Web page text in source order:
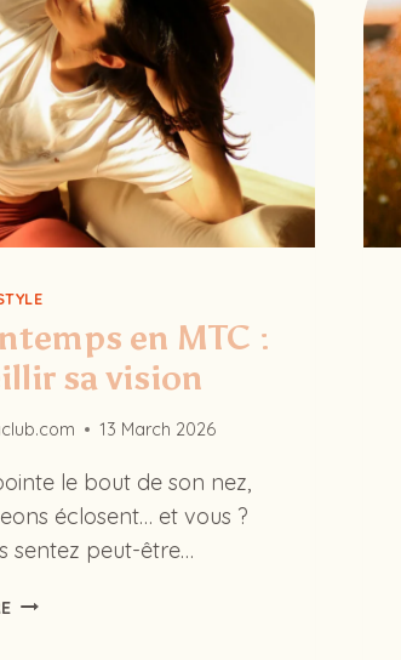
MEILLEURE
IDÉE
DE
LA
SAISON
en MTC :
sa vision
13 March 2026
le bout de son nez,
éclosent… et vous ?
sentez peut-être…
LE